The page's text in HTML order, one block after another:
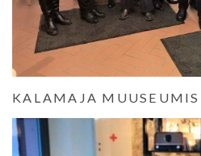
KALAMAJA